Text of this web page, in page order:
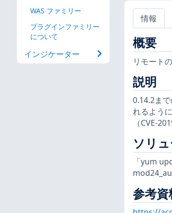
WAS ファミリー
プラグインファミリー
について
インジケーター
情報
概要
リモート
説明
0.14.2ま
れるよう
（CVE-
ソリ
「yum
参考資